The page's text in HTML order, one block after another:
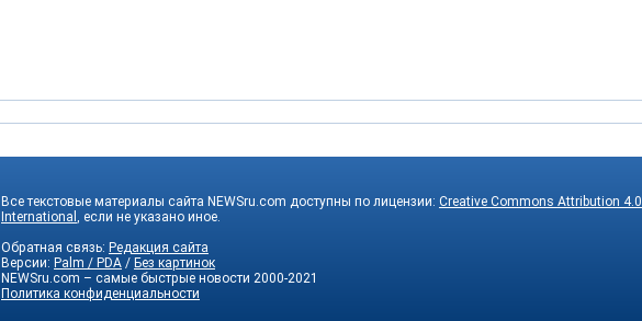
Все текстовые материалы сайта NEWSru.com доступны по лицензии: Creative Commons Attribution 4.0
International , если не указано иное.
Обратная связь: Редакция сайта
Версии: Palm / PDA / Без картинок
NEWSru.com – самые быстрые новости 2000-2021
Политика конфиденциальности